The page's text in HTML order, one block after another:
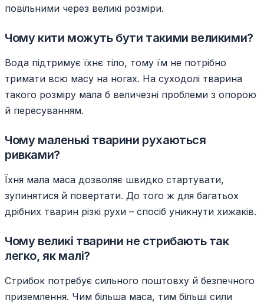
повільними через великі розміри.
Чому кити можуть бути такими великими?
Вода підтримує їхнє тіло, тому їм не потрібно
тримати всю масу на ногах. На суходолі тварина
такого розміру мала б величезні проблеми з опорою
й пересуванням.
Чому маленькі тварини рухаються
ривками?
Їхня мала маса дозволяє швидко стартувати,
зупинятися й повертати. До того ж для багатьох
дрібних тварин різкі рухи – спосіб уникнути хижаків.
Чому великі тварини не стрибають так
легко, як малі?
Стрибок потребує сильного поштовху й безпечного
приземлення. Чим більша маса, тим більші сили